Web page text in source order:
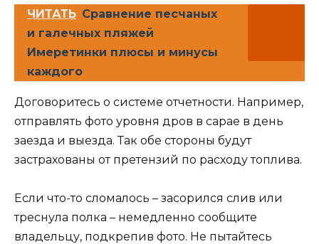
ЧИТАТЬ Сравнение песчаных
и галечных пляжей
Имеретинки плюсы и минусы
каждого
Договоритесь о системе отчетности. Например,
отправлять фото уровня дров в сарае в день
заезда и выезда. Так обе стороны будут
застрахованы от претензий по расходу топлива.
Если что-то сломалось – засорился слив или
треснула полка – немедленно сообщите
владельцу, подкрепив фото. Не пытайтесь